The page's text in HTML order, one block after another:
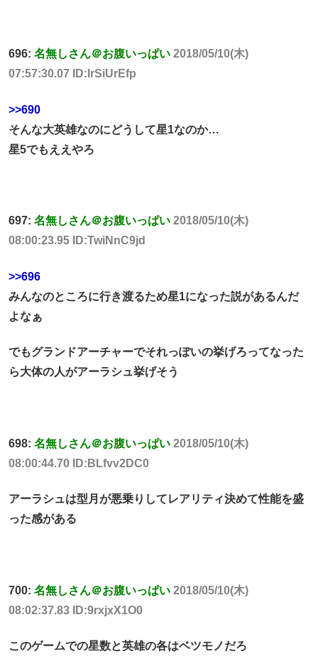
696: 名無しさん＠お腹いっぱい 2018/05/10(木)
07:57:30.07 ID:lrSiUrEfp
>>690
そんな大英雄なのにどうして星1なのか…
星5でもええやろ
697: 名無しさん＠お腹いっぱい 2018/05/10(木)
08:00:23.95 ID:TwiNnC9jd
>>696
みんなのところに行き渡るため星1になった説があるんだ
よなぁ
でもグランドアーチャーでそれっぽいの挙げろってなった
ら大体の人がアーラシュ挙げそう
698: 名無しさん＠お腹いっぱい 2018/05/10(木)
08:00:44.70 ID:BLfvv2DC0
アーラシュは型月が悪乗りしてレアリティ決めて性能を盛
った感がある
700: 名無しさん＠お腹いっぱい 2018/05/10(木)
08:02:37.83 ID:9rxjxX1O0
このゲームでの星数と英雄の各はベツモノだろ